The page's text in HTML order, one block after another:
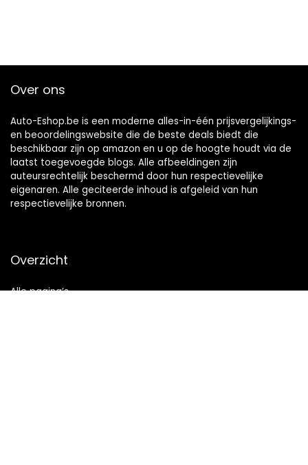
Over ons
Auto-Eshop.be is een moderne alles-in-één prijsvergelijkings-
en beoordelingswebsite die de beste deals biedt die
beschikbaar zijn op amazon en u op de hoogte houdt via de
laatst toegevoegde blogs. Alle afbeeldingen zijn
auteursrechtelijk beschermd door hun respectievelijke
eigenaren. Alle geciteerde inhoud is afgeleid van hun
respectievelijke bronnen.
Overzicht
Alle pagina’s